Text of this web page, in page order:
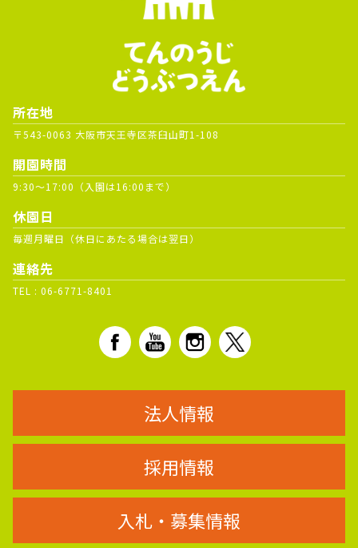
所在地
〒543-0063 大阪市天王寺区茶臼山町1-108
開園時間
9:30～17:00（入園は16:00まで）
休園日
毎週月曜日（休日にあたる場合は翌日）
連絡先
TEL : 06-6771-8401
法人情報
採用情報
入札・募集情報